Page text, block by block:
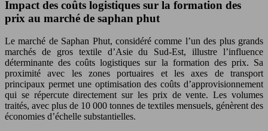
Impact des coûts logistiques sur la formation des
prix au marché de saphan phut
Le marché de Saphan Phut, considéré comme l’un des plus grands
marchés de gros textile d’Asie du Sud-Est, illustre l’influence
déterminante des coûts logistiques sur la formation des prix. Sa
proximité avec les zones portuaires et les axes de transport
principaux permet une optimisation des coûts d’approvisionnement
qui se répercute directement sur les prix de vente. Les volumes
traités, avec plus de 10 000 tonnes de textiles mensuels, génèrent des
économies d’échelle substantielles.